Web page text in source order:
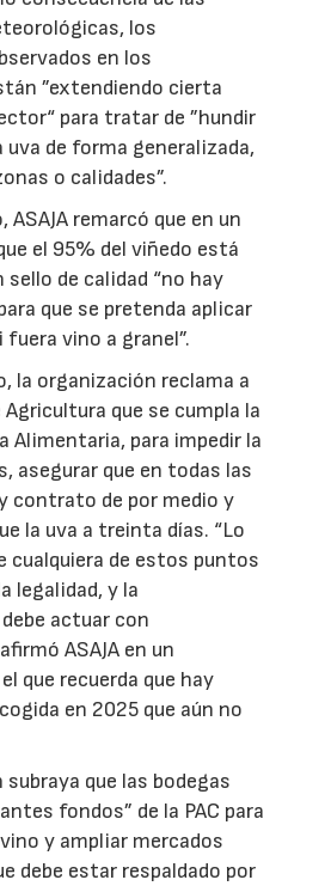
los
en los
”extendiendo cierta
para tratar de ”hundir
uva de forma generalizada,
o calidades”.
remarcó que en un
el 95% del viñedo está
de calidad “no hay
que se pretenda aplicar
vino a granel”.
la organización reclama a
Agricultura que se cumpla la
Alimentaria, para impedir la
asegurar que en todas las
contrato de por medio y
la uva a treinta días. “Lo
cualquiera de estos puntos
legalidad, y la
actuar con
ASAJA en un
que recuerda que hay
en 2025 que aún no
que las bodegas
fondos” de la PAC para
y ampliar mercados
debe estar respaldado por